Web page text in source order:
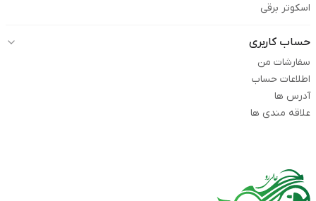
اسکوتر برقی
حساب کاربری
سفارشات من
اطلاعات حساب
آدرس ها
علاقه مندی ها